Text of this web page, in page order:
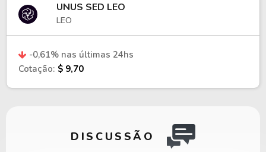
UNUS SED LEO
LEO
-0,61% nas últimas 24hs
Cotação: $ 9,70
DISCUSSÃO